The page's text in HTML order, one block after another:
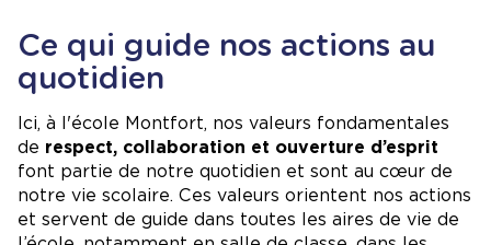
Ce qui guide nos actions au
quotidien
Ici, à l'école Montfort, nos valeurs fondamentales
de respect, collaboration et ouverture d’esprit
font partie de notre quotidien et sont au cœur de
notre vie scolaire. Ces valeurs orientent nos actions
et servent de guide dans toutes les aires de vie de